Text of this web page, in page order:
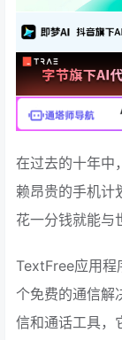
在过去的十年中
赖昂贵的手机计
花一分钱就能与
TextFree应用程
个免费的通信解
信和通话工具，